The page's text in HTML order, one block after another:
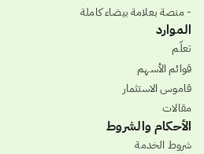
- منصة بعلامة بيضاء كاملة
الموارد
تعلّم
قوائم الأسهم
قاموس الاستثمار
مقالات
الأحكام والشروط
شروط الخدمة